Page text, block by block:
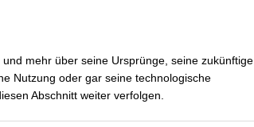
mehr über seine Ursprünge, seine zukünftige
Nutzung oder gar seine technologische
Abschnitt weiter verfolgen.